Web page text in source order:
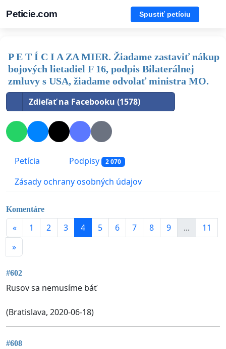
Peticie.com Spustiť petíciu
P E T Í C I A ZA MIER. Žiadame zastaviť nákup
bojových lietadiel F 16, podpis Bilaterálnej
zmluvy s USA, žiadame odvolať ministra MO.
Zdieľať na Facebooku (1578)
Petícia Podpisy 2 070
Zásady ochrany osobných údajov
Komentáre
« 1 2 3 4 5 6 7 8 9 ...
11
»
#602
Rusov sa nemusíme báť
(Bratislava, 2020-06-18)
#608